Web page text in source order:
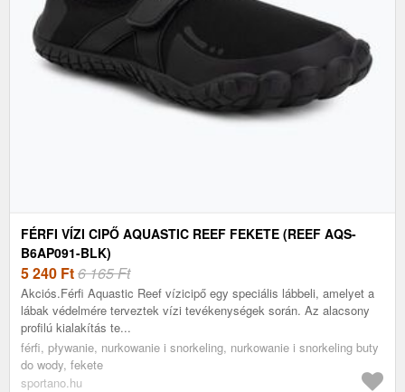
FÉRFI VÍZI CIPŐ AQUASTIC REEF FEKETE (REEF AQS-
B6AP091-BLK)
5 240 Ft6 165 Ft
Akciós.Férfi Aquastic Reef vízicipő egy speciális lábbeli, amelyet a
lábak védelmére terveztek vízi tevékenységek során. Az alacsony
profilú kialakítás te...
férfi, pływanie, nurkowanie i snorkeling, nurkowanie i snorkeling buty
do wody, fekete
sportano.hu